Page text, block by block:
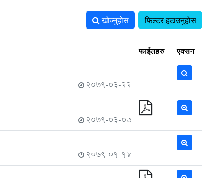
खोज्नुहोस फिल्टर हटाउनुहोस
फाईलहरु एक्सन
2079-03-22
2079-03-07
2079-01-14